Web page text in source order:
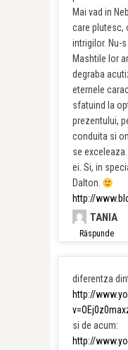
Mai vad in
care plutesc,
intrigilor. Nu-
Mashtile lor
degraba
eternele
sfatuind la
prezentului,
conduita si
se
ei. Si, in
Dalton.
http://
TANIA
Răspunde
diferentza
http://
si de acum:
http://